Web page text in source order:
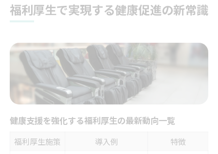
企業が注目する健康支援型福利厚生の選び
マッサージを活用した職場環境改善の事例
比較
福利厚生・マッサージの導入効果を徹底解
説
由
快適な働き方を支えるマッサージ施策のポ
福利厚生で実現する健康促進の新常識
健康支援を強化する福利厚生の最新動向一覧
福利厚生施策 導入例
特徴